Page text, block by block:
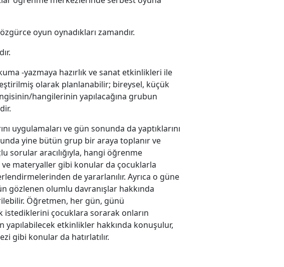
oyun oynadıkları zamandır.
-yazmaya hazırlık ve sanat etkinlikleri ile
olarak planlanabilir; bireysel, küçük
hangilerinin yapılacağına grubun
uygulamaları ve gün sonunda da yaptıklarını
yine bütün grup bir araya toplanır ve
sorular aracılığıyla, hangi öğrenme
materyaller gibi konular da çocuklarla
de yararlanılır. Ayrıca o güne
gözlenen olumlu davranışlar hakkında
Öğretmen, her gün, günü
çocuklara sorarak onların
yapılabilecek etkinlikler hakkında konuşulur,
gibi konular da hatırlatılır.